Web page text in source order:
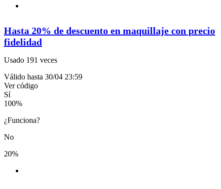
Hasta 20% de descuento en maquillaje con precio
fidelidad
Usado 191 veces
Válido hasta 30/04 23:59
Ver código
Sí
100%
¿Funciona?
No
20%